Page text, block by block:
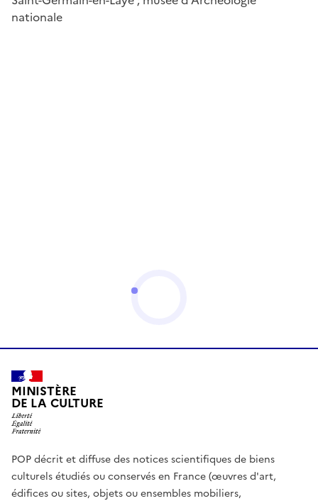
nationale
MINISTÈRE
DE LA CULTURE
POP décrit et diffuse des notices scientifiques de biens
culturels étudiés ou conservés en France (œuvres d'art,
édifices ou sites, objets ou ensembles mobiliers,